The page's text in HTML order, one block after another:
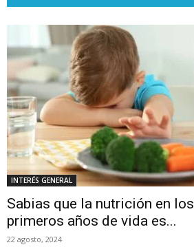
INTERÉS GENERAL
Sabias que la nutrición en los
primeros años de vida es...
22 agosto, 2024